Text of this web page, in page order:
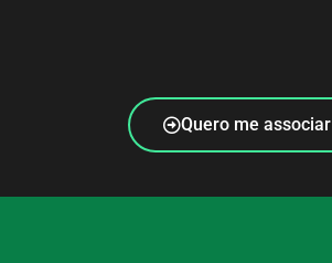
Quero me associar